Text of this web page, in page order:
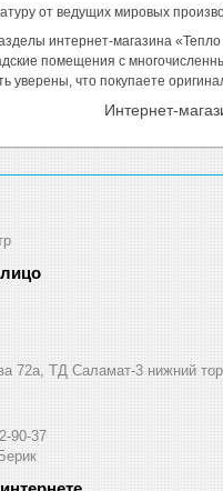
от ведущих мировых
интернет-магазина
помещения с
уверены, что покупаете
Интернет-
72а, ТД Саламат-3 нижний
90-37